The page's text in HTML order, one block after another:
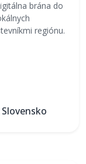
brána do
regiónu.